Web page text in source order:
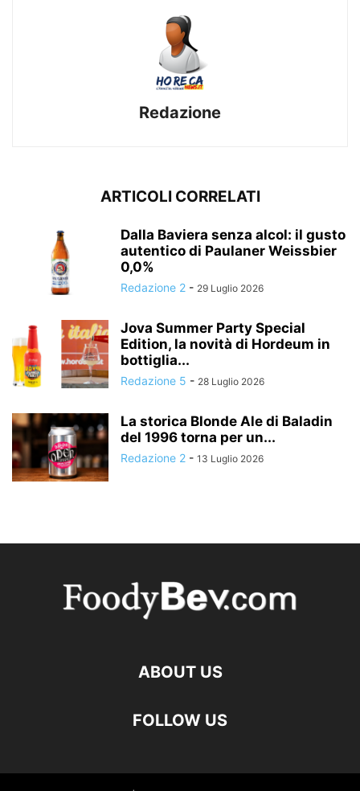
Redazione
ARTICOLI CORRELATI
Dalla Baviera senza alcol: il gusto
autentico di Paulaner Weissbier
0,0%
Redazione 2 - 29 Luglio 2026
Jova Summer Party Special
Edition, la novità di Hordeum in
bottiglia...
Redazione 5 - 28 Luglio 2026
La storica Blonde Ale di Baladin
del 1996 torna per un...
Redazione 2 - 13 Luglio 2026
ABOUT US
FOLLOW US